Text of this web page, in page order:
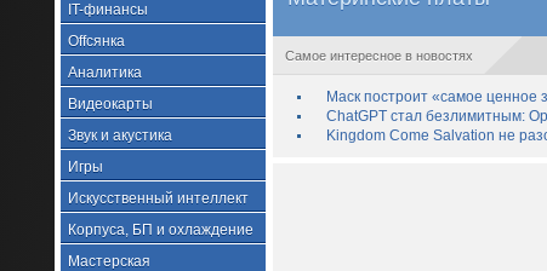
IT-финансы
Offсянка
Аналитика
Видеокарты
Звук и акустика
Игры
Искусственный интеллект
Корпуса, БП и охлаждение
Мастерская
Самое интересное в новостях
Маск построит «самое ценное
ChatGPT стал безлимитным:
Kingdom Come Salvation не